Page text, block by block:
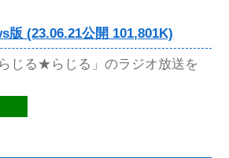
版 (23.06.21公開 101,801K)
じる★らじる」のラジオ放送を